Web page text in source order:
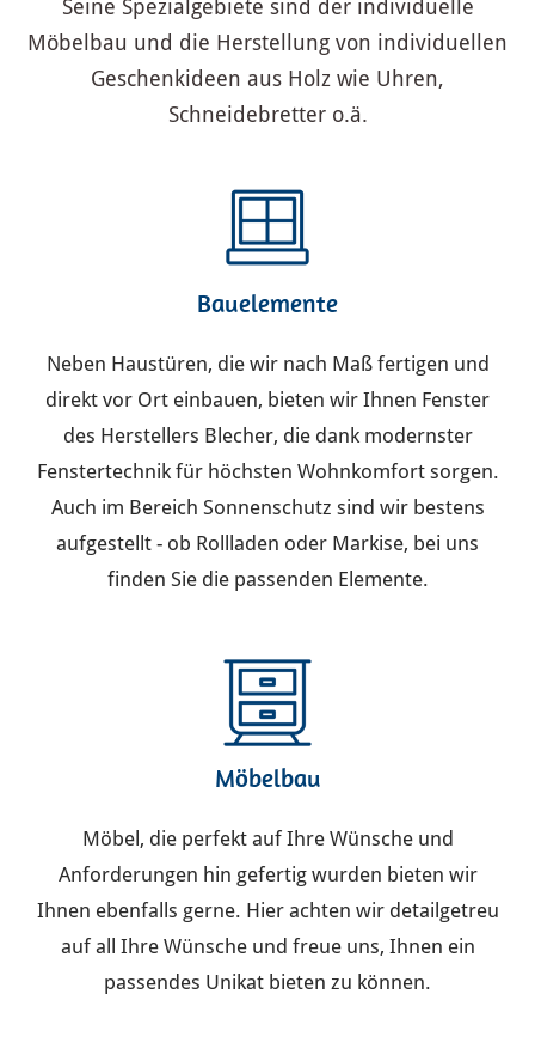
Seine Spezialgebiete sind der individuelle
Möbelbau und die Herstellung von individuellen
Geschenkideen aus Holz wie Uhren,
Schneidebretter o.ä.
Bauelemente
Neben Haustüren, die wir nach Maß fertigen und
direkt vor Ort einbauen, bieten wir Ihnen Fenster
des Herstellers Blecher, die dank modernster
Fenstertechnik für höchsten Wohnkomfort sorgen.
Auch im Bereich Sonnenschutz sind wir bestens
aufgestellt - ob Rollladen oder Markise, bei uns
finden Sie die passenden Elemente.
Möbelbau
Möbel, die perfekt auf Ihre Wünsche und
Anforderungen hin gefertig wurden bieten wir
Ihnen ebenfalls gerne. Hier achten wir detailgetreu
auf all Ihre Wünsche und freue uns, Ihnen ein
passendes Unikat bieten zu können.